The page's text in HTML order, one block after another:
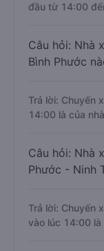
đầu từ 14:00
Câu hỏi: Nhà
Bình Phước
Trả lời: Chuyến
14:00 là của
Câu hỏi: Nhà
Phước - Ninh
Trả lời: Chuyến
vào lúc 14:00 là